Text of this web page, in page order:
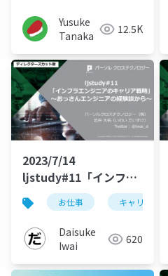
Yusuke
Tanaka
12.5K
2023/7/14
ljstudy#11「インフラ
エンジニアのキャリア
戦略」ディレクターズ
カット版
お仕事 キャリア戦略
Daisuke
Iwai
620